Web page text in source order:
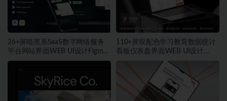
26+屏暗黑系SaaS数字网络服务
平台网站界面WEB UI设计Figma
模板素材
110+屏双配色学习教育数据统计
看板仪表盘界面WEB UI设计
Figma模板套件